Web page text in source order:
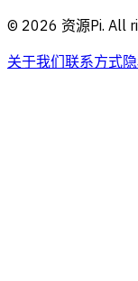
© 2026 资源Pi. All
关于我们联系方式